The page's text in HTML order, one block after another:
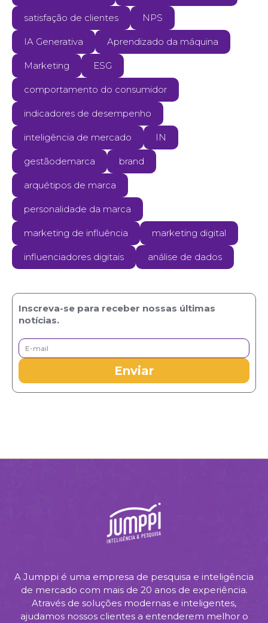
satisfação de clientes NPS
IA Generativa Aprendizado da máquina
Marketing ESG
comportamento do consumidor
indicadores de desempenho
inteligência de mercado IN
gestãodemarca brand
arquétipos de marca
personalidade da marca
marketing de influência marketing digital
influenciadores digitais análise de dados
Inscreva-se para receber nossas últimas
notícias.
A Jumppi é uma empresa de pesquisa e inteligência
de mercado com mais de 20 anos de experiência.
Através de soluções modernas e inteligentes,
ajudamos nossos clientes a entenderem melhor o